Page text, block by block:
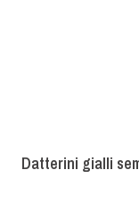
Datterini gialli